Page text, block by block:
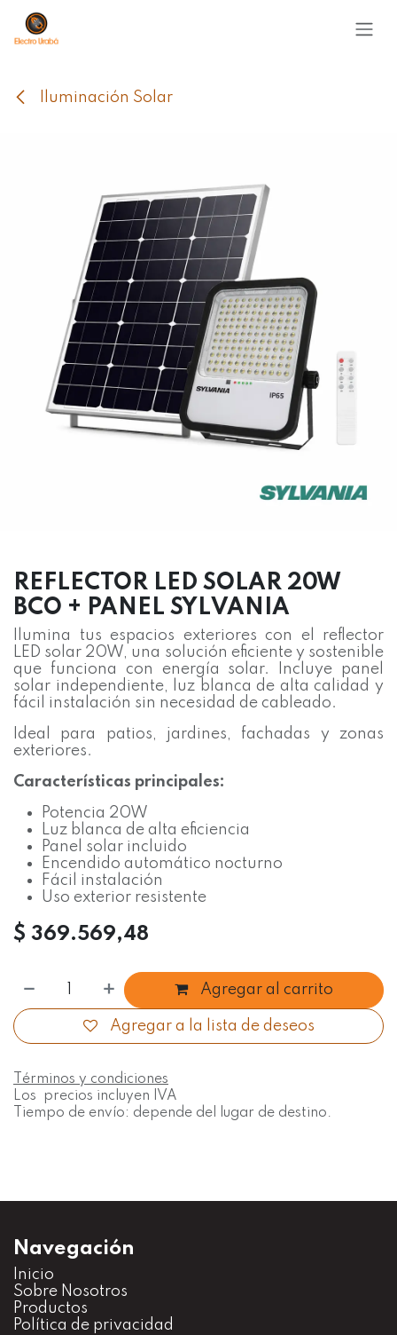
Ir al contenido
Iluminación Solar
REFLECTOR LED SOLAR 20W
BCO + PANEL SYLVANIA
Ilumina tus espacios exteriores con el reflector
LED solar 20W, una solución eficiente y sostenible
que funciona con energía solar. Incluye panel
solar independiente, luz blanca de alta calidad y
fácil instalación sin necesidad de cableado.
Ideal para patios, jardines, fachadas y zonas
exteriores.
Características principales:
Potencia 20W
Luz blanca de alta eficiencia
Panel solar incluido
Encendido automático nocturno
Fácil instalación
Uso exterior resistente
$ 369.569,48
Agregar al carrito
Agregar a la lista de deseos
Términos y condiciones
Los precios incluyen IVA
Tiempo de envío: depende del lugar de destino.
Navegación
Inicio
Sobre Nosotros
Productos
Política de privacidad